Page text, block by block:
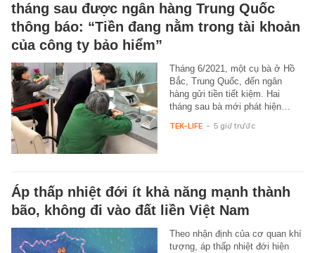
tháng sau được ngân hàng Trung Quốc
thông báo: “Tiền đang nằm trong tài khoản
của công ty bảo hiểm”
Tháng 6/2021, một cụ bà ở Hồ
Bắc, Trung Quốc, đến ngân
hàng gửi tiền tiết kiệm. Hai
tháng sau bà mới phát hiện…
TEK-LIFE - 5 giờ trước
Áp thấp nhiệt đới ít khả năng mạnh thành
bão, không đi vào đất liền Việt Nam
Theo nhận định của cơ quan khí
tượng, áp thấp nhiệt đới hiện